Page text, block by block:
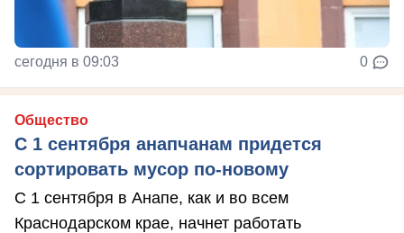
сегодня в 09:03 0
Общество
С 1 сентября анапчанам придется
сортировать мусор по-новому
С 1 сентября в Анапе, как и во всем
Краснодарском крае, начнет работать